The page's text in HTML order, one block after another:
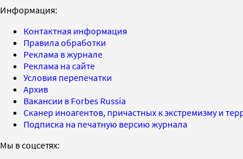
Информация:
Контактная информация
Правила обработки
Реклама в журнале
Реклама на сайте
Условия перепечатки
Архив
Вакансии в Forbes Russia
Сканер иноагентов, причастных к экстремизму и
Подписка на печатную версию журнала
Мы в соцсетях: